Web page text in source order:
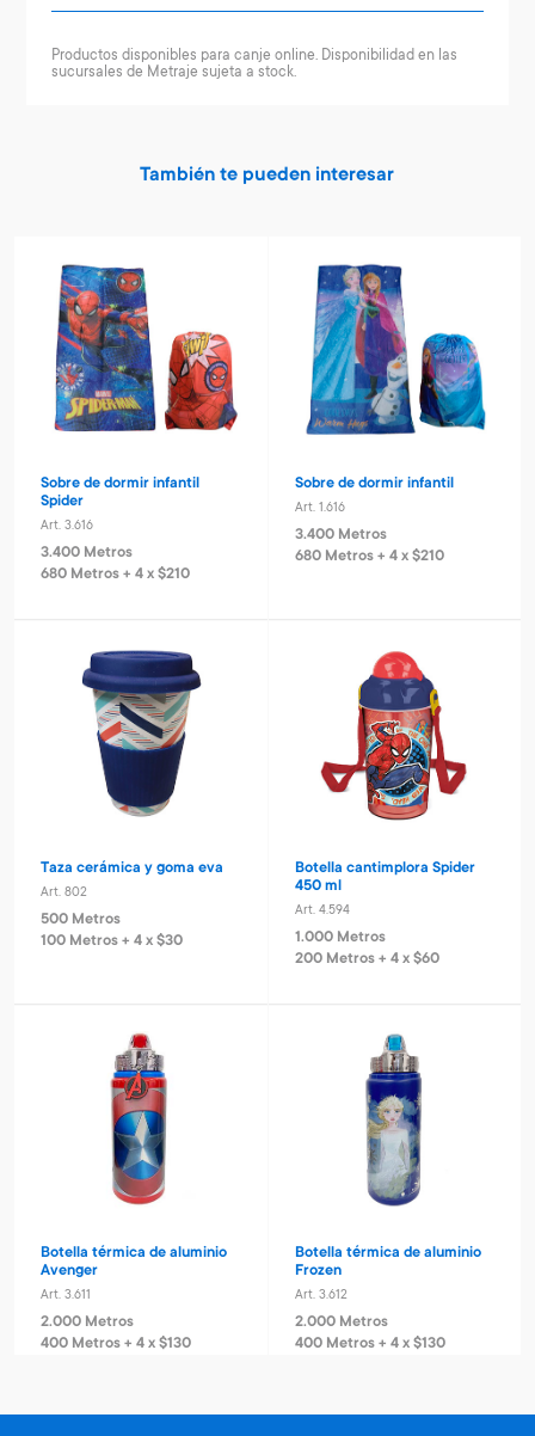
Productos disponibles para canje online. Disponibilidad en las
sucursales de Metraje sujeta a stock.
También te pueden interesar
Sobre de dormir infantil
Spider
Art. 3.616
3.400 Metros
680 Metros + 4 x $210
Sobre de dormir infantil
Art. 1.616
3.400 Metros
680 Metros + 4 x $210
Taza cerámica y goma eva
Art. 802
500 Metros
100 Metros + 4 x $30
Botella cantimplora Spider
450 ml
Art. 4.594
1.000 Metros
200 Metros + 4 x $60
Botella térmica de aluminio
Avenger
Art. 3.611
2.000 Metros
400 Metros + 4 x $130
Botella térmica de aluminio
Frozen
Art. 3.612
2.000 Metros
400 Metros + 4 x $130